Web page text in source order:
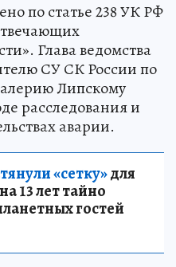
по статье 238 УК РФ
Глава ведомства
СУ СК России по
Липскому
расследования и
аварии.
«сетку»для
13 лет тайно
гостей